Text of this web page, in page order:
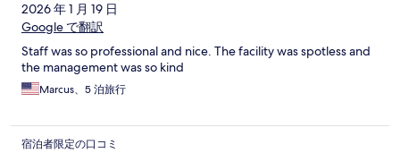
2026 年 1 月 19 日
Google で翻訳
Staff was so professional and nice. The facility was spotless and
the management was so kind
Marcus、5 泊旅行
宿泊者限定の口コミ